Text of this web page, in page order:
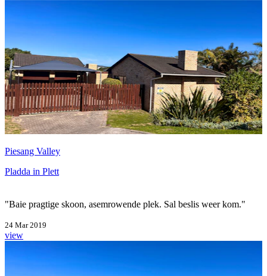
Piesang Valley
Pladda in Plett
"Baie pragtige skoon, asemrowende plek. Sal beslis weer kom."
24 Mar 2019
view